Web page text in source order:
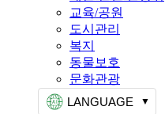
교육/공원
도시관리
복지
동물보호
문화관광
LANGUAGE